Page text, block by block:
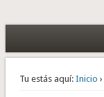
Tu estás aquí: Inicio ›